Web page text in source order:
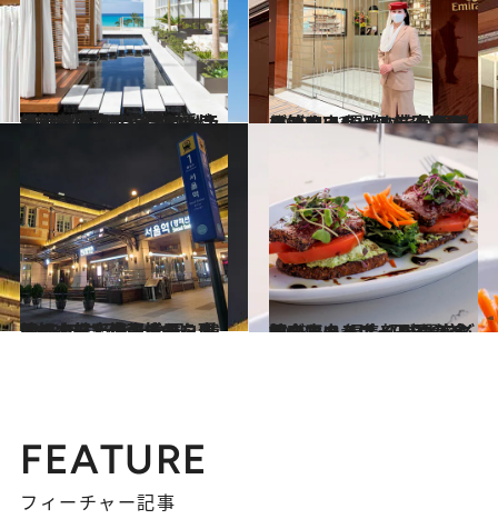
2023.7.13
優雅でコスパ抜群のハワイ旅を研究！ 「アロヒラニ リゾート ワイキキ ビーチ」宿泊で優待を受けるには？
旅＆お出かけ 2023.4.23
まばゆいシート、天空のシャワー 優雅な旅の再開は、エミレーツ航空の ラグジュアリーフライトから始めよう
旅＆お出かけ
2023.2.9
2023年に行きたい国、韓国へ！航空券事情から現地のカフェ情報までコロナ禍を経た今の様子をお届け
旅＆お出かけ 2023.6.6
かつてのハワイ王国の首都・マウイは いまや美食の宝庫！ 編集部が選ぶ 必訪グルメスポット8選をご紹介！
旅＆お出かけ
FEATURE
フィーチャー記事